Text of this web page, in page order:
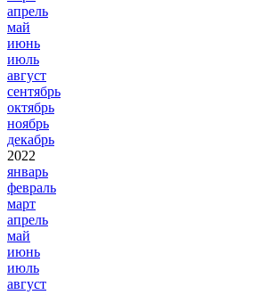
апрель
май
июнь
июль
август
сентябрь
октябрь
ноябрь
декабрь
2022
январь
февраль
март
апрель
май
июнь
июль
август